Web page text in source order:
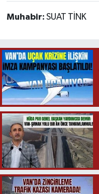
Muhabir: SUAT TİNK